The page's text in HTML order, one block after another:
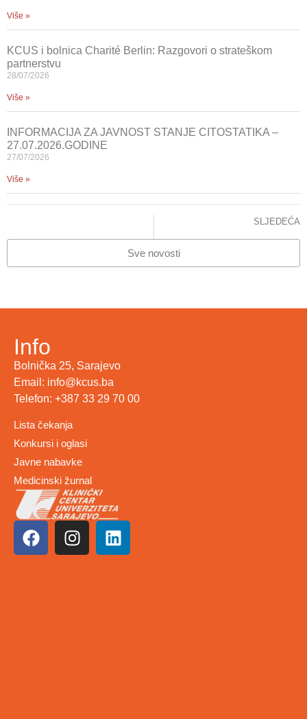
Više »
KCUS i bolnica Charité Berlin: Razgovori o strateškom
partnerstvu
28/07/2026
Više »
INFORMACIJA ZA JAVNOST STANJE CITOSTATIKA –
27.07.2026.GODINE
27/07/2026
Više »
SLJEDEĆA
Sve novosti
Info
Bolnička 25, Sarajevo
Email: info@kcus.ba
Telefon: +387 33 29 70 00
Lista čekanja
Konkursi i oglasi
Javne nabavke
Medicinski žurnal